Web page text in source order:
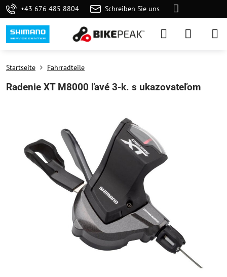
+43 676 485 8804 Schreiben Sie uns
Startseite Fahrradteile
Radenie XT M8000 ľavé 3-k. s ukazovateľom